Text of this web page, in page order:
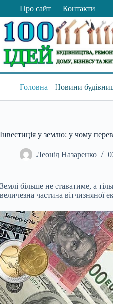
вмісту
Про сайт Контакти
Головна Новини
Інвестиція у землю: у чому
Леонід Назаренко
Землі більше не ставатиме, а
величезна частина вітчизняної